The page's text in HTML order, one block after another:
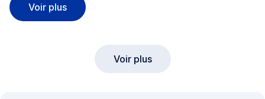
Voir plusMarché de Diekirch
Voir plus